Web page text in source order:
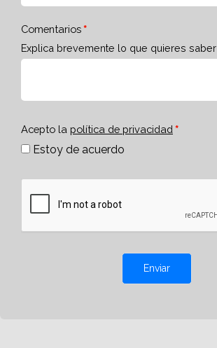
Comentarios
Explica brevemente lo que quieres saber
Acepto la política de privacidad
Estoy de acuerdo
Enviar